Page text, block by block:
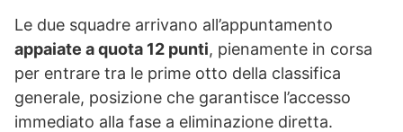
Le due squadre arrivano all’appuntamento
appaiate a quota 12 punti, pienamente in corsa
per entrare tra le prime otto della classifica
generale, posizione che garantisce l’accesso
immediato alla fase a eliminazione diretta.